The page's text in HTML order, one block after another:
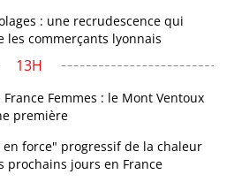
: une recrudescence qui
les commerçants lyonnais
13H
France Femmes : le Mont Ventoux
première
en force" progressif de la chaleur
prochains jours en France